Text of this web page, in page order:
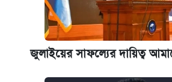
জুলাইয়ের সাফল্যের দায়িত্ব